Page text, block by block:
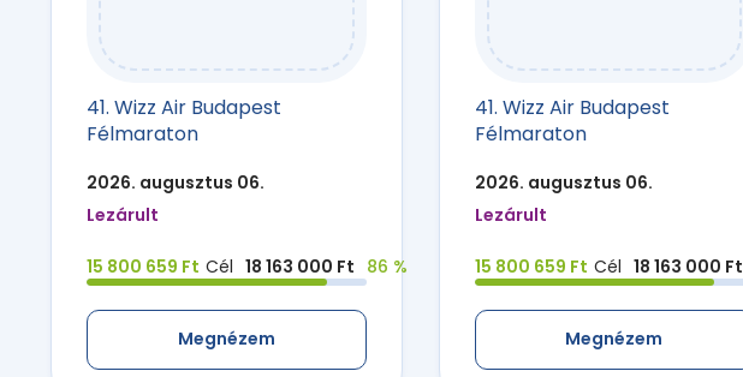
41. Wizz Air Budapest
Félmaraton
2026. augusztus 06.
Lezárult
15 800 659 Ft Cél 18 163 000 Ft 86 %
Megnézem
41. Wizz Air Budapest
Félmaraton
2026. augusztus 06.
Lezárult
15 800 659 Ft Cél 18 163 000 Ft
Megnézem